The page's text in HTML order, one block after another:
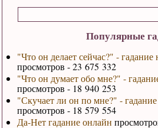
Популярные
"Что он делает сейчас?" -
просмотров - 23 675 332
"Что он думает обо мне?" -
просмотров - 18 940 253
"Скучает ли он по мне?" -
просмотров - 18 579 554
Да-Нет гадание онлайн